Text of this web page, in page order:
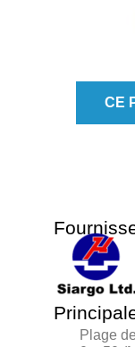
CE
Plage